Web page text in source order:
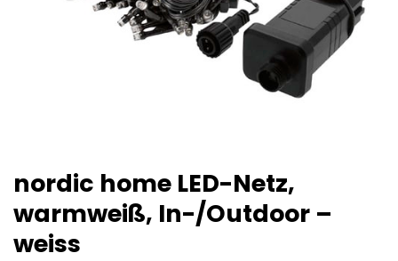
nordic home LED-Netz,
warmweiß, In-/Outdoor –
weiss